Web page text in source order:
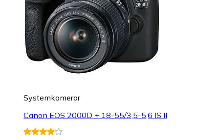
Systemkameror
Canon EOS 2000D + 18-55/3,5-5,6 IS II